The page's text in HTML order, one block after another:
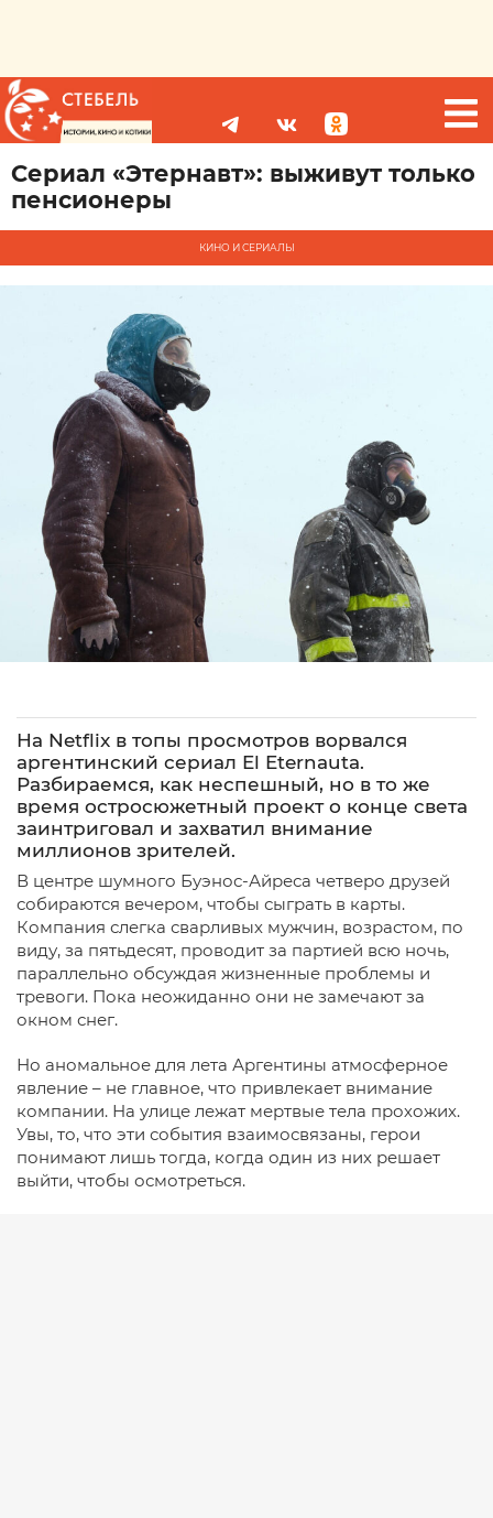
Сериал «Этернавт»: выживут только
пенсионеры
КИНО И СЕРИАЛЫ
На Netflix в топы просмотров ворвался
аргентинский сериал El Eternauta.
Разбираемся, как неспешный, но в то же
время остросюжетный проект о конце света
заинтриговал и захватил внимание
миллионов зрителей.
В центре шумного Буэнос-Айреса четверо друзей
собираются вечером, чтобы сыграть в карты.
Компания слегка сварливых мужчин, возрастом, по
виду, за пятьдесят, проводит за партией всю ночь,
параллельно обсуждая жизненные проблемы и
тревоги. Пока неожиданно они не замечают за
окном снег.
Но аномальное для лета Аргентины атмосферное
явление – не главное, что привлекает внимание
компании. На улице лежат мертвые тела прохожих.
Увы, то, что эти события взаимосвязаны, герои
понимают лишь тогда, когда один из них решает
выйти, чтобы осмотреться.